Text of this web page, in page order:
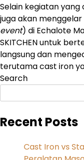
Selain kegiatan yang
juga akan
event) di Echalote
SKITCHEN untuk
langsung dan
terutama cast iron
Search
Recent Posts
Cast Iron vs